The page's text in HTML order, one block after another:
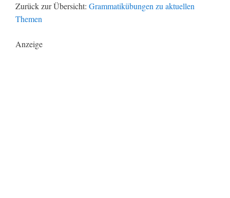
Zurück zur Übersicht: Grammatikübungen zu aktuellen
Themen
Anzeige